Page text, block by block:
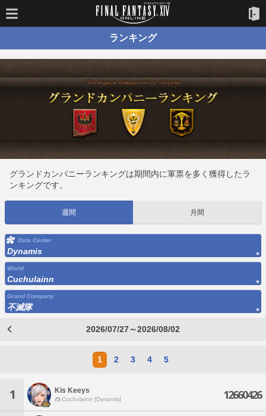
ランキング
グランドカンパニーランキングは期間内に軍票を多く獲得したラ
ンキングです。
週間 月間
Data Center
Dynamis
World
Cuchulainn
Grand Company
不滅隊
2026/07/27～2026/08/02
1 2 3 4 5
1 Kis Keeys
Cuchulainn [Dynamis] 12660426